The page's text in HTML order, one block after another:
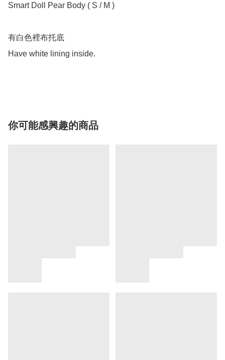
Smart Doll Pear Body ( S / M )
有白色裡布托底
Have white lining inside.
你可能感興趣的商品